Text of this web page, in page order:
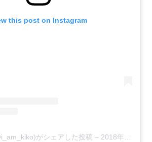
this post on Instagram
がシェアした投稿 – 2018年 5月月9日午後7時19分PDT